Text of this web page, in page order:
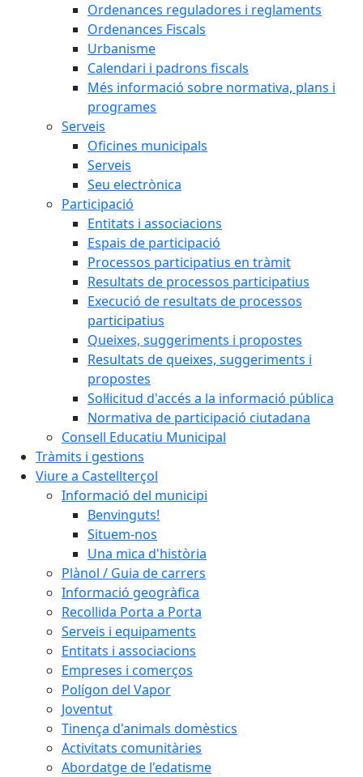
Ordenances reguladores i reglaments
Ordenances Fiscals
Urbanisme
Calendari i padrons fiscals
Més informació sobre normativa, plans i
programes
Serveis
Oficines municipals
Serveis
Seu electrònica
Participació
Entitats i associacions
Espais de participació
Processos participatius en tràmit
Resultats de processos participatius
Execució de resultats de processos
participatius
Queixes, suggeriments i propostes
Resultats de queixes, suggeriments i
propostes
Sol·licitud d'accés a la informació pública
Normativa de participació ciutadana
Consell Educatiu Municipal
Tràmits i gestions
Viure a Castellterçol
Informació del municipi
Benvinguts!
Situem-nos
Una mica d'història
Plànol / Guia de carrers
Informació geogràfica
Recollida Porta a Porta
Serveis i equipaments
Entitats i associacions
Empreses i comerços
Polígon del Vapor
Joventut
Tinença d'animals domèstics
Activitats comunitàries
Abordatge de l'edatisme